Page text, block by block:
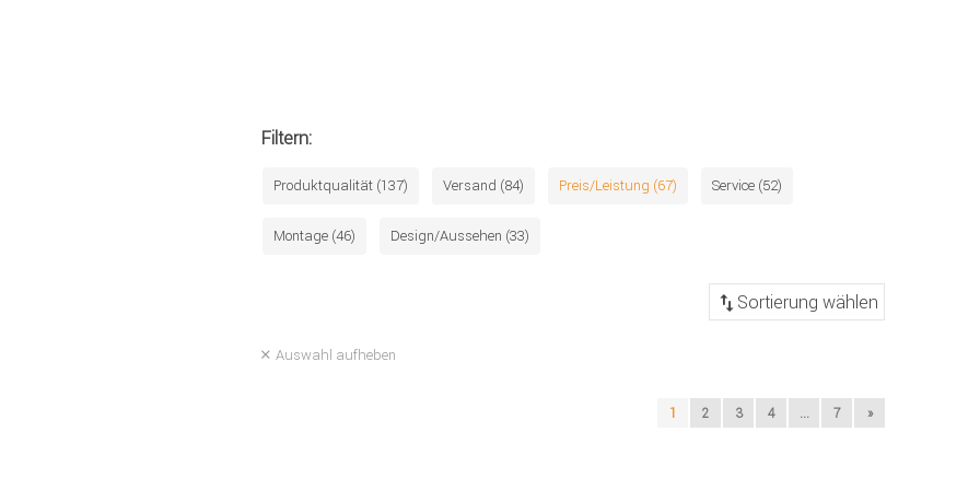
Filtern:
Produktqualität (137) Versand (84) Preis/Leistung (67) Service (52)
Montage (46) Design/Aussehen (33)
Auswahl aufheben
1 2 3 4 ... 7 »